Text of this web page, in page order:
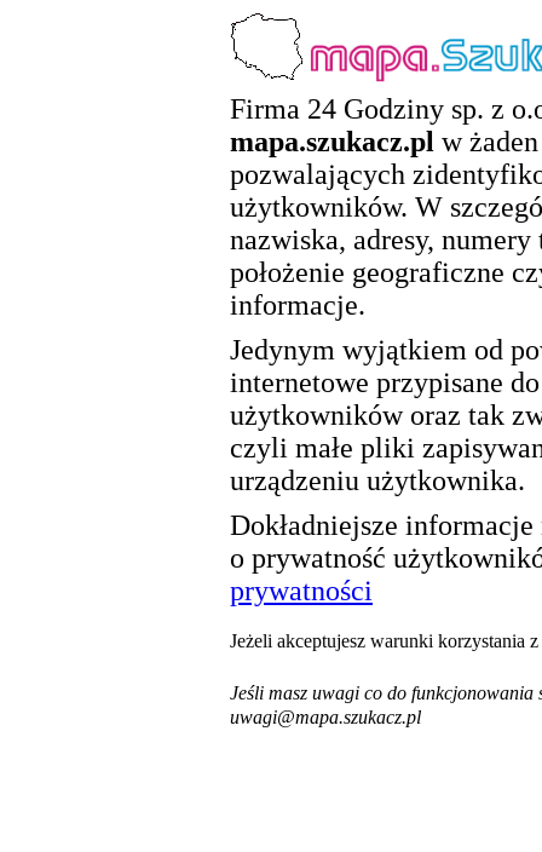
Firma 24 Godziny sp. z
mapa.szukacz.pl w
pozwalających
użytkowników. W
nazwiska, adresy,
położenie geograficzne
informacje.
Jedynym wyjątkiem od
internetowe przypisane
użytkowników oraz tak
czyli małe pliki
urządzeniu użytkownika.
Dokładniejsze
o prywatność
prywatności
Jeżeli akceptujesz warunki korzystania
Jeśli masz uwagi co do funkcjonowania
uwagi@mapa.szukacz.pl